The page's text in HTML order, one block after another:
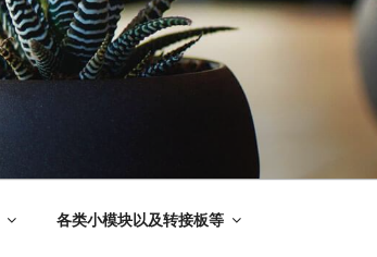
各类小模块以及转接板等